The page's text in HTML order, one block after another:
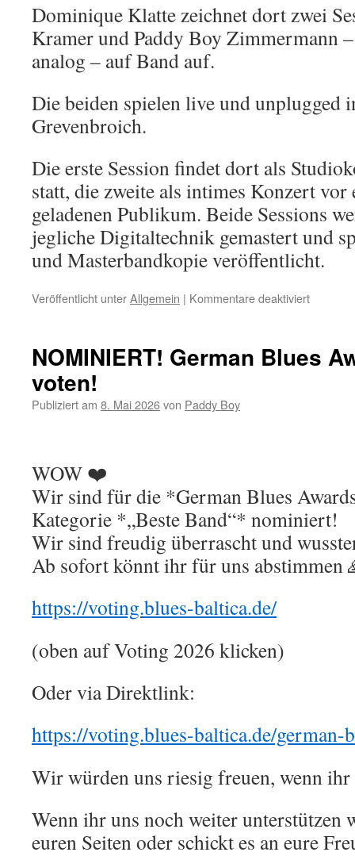
Dominique Klatte zeichnet dort zwei
Kramer und Paddy Boy Zimmermann
analog – auf Band auf.
Die beiden spielen live und unplugged
Grevenbroich.
Die erste Session findet dort als
statt, die zweite als intimes Konzert
geladenen Publikum. Beide Sessions
jegliche Digitaltechnik gemastert und
und Masterbandkopie veröffentlicht.
Veröffentlicht unterAllgemein | Kommentare deaktiviert
Chris
Kramer
NOMINIERT! German Blues
voten!
Publiziert am 8. Mai 2026von Paddy Boy
WOW ❤️
Wir sind für die *German Blues
Kategorie *„Beste Band“* nominiert!
Wir sind freudig überrascht und
Ab sofort könnt ihr für uns abstimmen
https://voting.blues-baltica.de/
(oben auf Voting 2026 klicken)
Oder via Direktlink:
https://voting.blues-baltica.de/german-
Wir würden uns riesig freuen, wenn
Wenn ihr uns noch weiter unterstützen
euren Seiten oder schickt es an eure